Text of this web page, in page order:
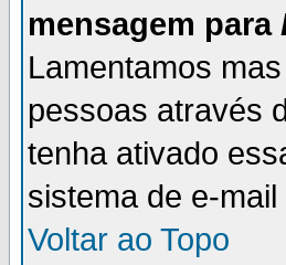
mensagem para
Lamentamos
pessoas através
tenha ativado
sistema de e-
Voltar ao Topo